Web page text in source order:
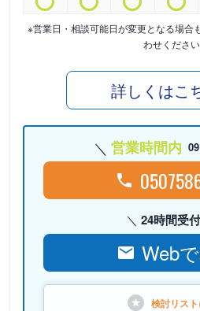
※営業日・相談可能日が変更となる場合
わせください
詳しくはこ
営業時間内
24時間受
Web
検討リス